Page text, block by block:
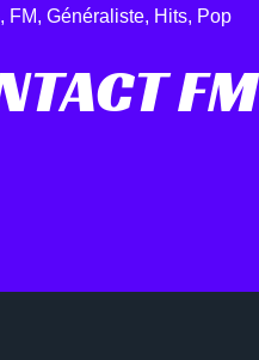
, FM, Généraliste, Hits, Pop
FM